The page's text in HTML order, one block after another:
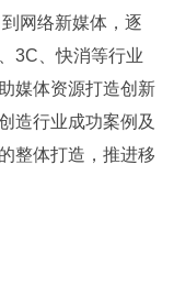
网络新媒体，逐
3C、快消等行业
媒体资源打造创新
造行业成功案例及
整体打造，推进移